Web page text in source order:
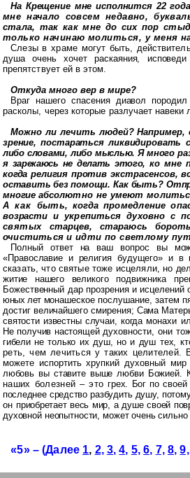
На Крещение мне исполнится 22
мне начало совсем недавно,
стала, так как мне до сих пор
только начинаю молиться, у меня
Слезы в храме могут быть,
душа очень хочет раскаяния,
препятствует ей в этом.
Откуда много вер в мире?
Враг нашего спасения диавол
расколы, через которые разлучает навеки
Можно ли лечить людей? Например,
зрение, постараться ликвидировать
либо словами, либо мыслью. Я много
я зарекаюсь не делать этого, ко мне
когда религия против экстрасенсов,
оставить без помощи. Как быть?
многие абсолютно не умеют
А как быть, когда промедление
возрасти и укрепиться духовно с
святых старцев, стараюсь
очиститьсяи идти по светлому
Полный ответ на ваш вопрос вы
«Православие и религия будущего» и
сказать, что святые тоже исцеляли, но
житие нашего великого подвижника
Божественный дар прозрения и
юных лет монашеское послушание, затем
достиг величайшего смирения; Сама
святости известны случаи, когда монахи
Не получив настоящейдуховности, они
гибели не только их душ, но и душ тех,
реть, чем лечиться у таких
можете испортить хрупкий духовный
любовь вы ставите выше любви Божией.
наших болезней – этогрех. Бог по
последнее средство разбудить душу,
онприобретает весь мир, а душе своей
духовной неопытности, может очень сильно
«5» – (Далее 1, 2, 3, 4, 5, 6, 7, 8, 9,